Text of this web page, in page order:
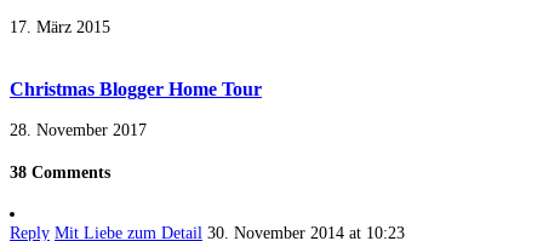
17. März 2015
Christmas Blogger Home Tour
28. November 2017
38 Comments
Reply Mit Liebe zum Detail 30. November 2014 at 10:23